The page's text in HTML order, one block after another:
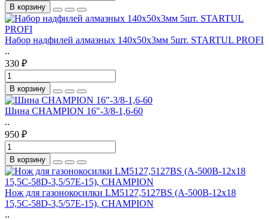
В корзину
Набор надфилей алмазных 140х50х3мм 5шт. STARTUL PROFI
..
330 ₽
В корзину
Шина CHAMPION 16"-3/8-1,6-60
..
950 ₽
В корзину
Нож для газонокосилки LM5127,5127BS (A-500B-12x18
15,5C-58D-3,5/57E-15), CHAMPION
..